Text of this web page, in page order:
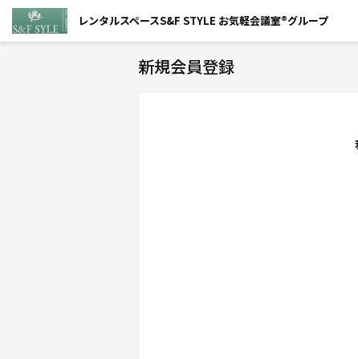
レンタルスペースS&F STYLE お気軽会議室®グループ
新規会員登録